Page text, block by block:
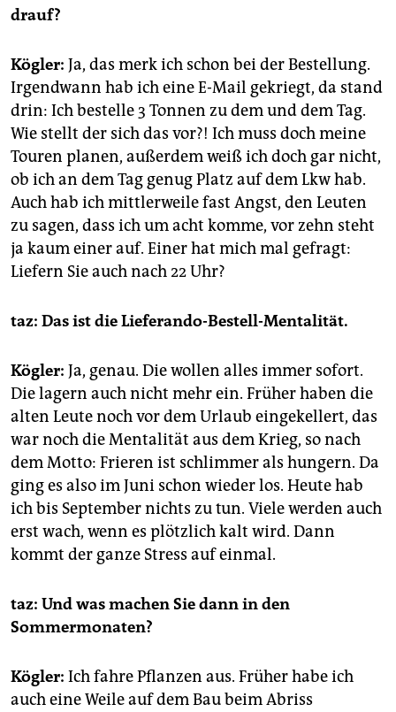
drauf?
Kögler: Ja, das merk ich schon bei der Bestellung.
Irgendwann hab ich eine E-Mail gekriegt, da stand
drin: Ich bestelle 3 Tonnen zu dem und dem Tag.
Wie stellt der sich das vor?! Ich muss doch meine
Touren planen, außerdem weiß ich doch gar nicht,
ob ich an dem Tag genug Platz auf dem Lkw hab.
Auch hab ich mittlerweile fast Angst, den Leuten
zu sagen, dass ich um acht komme, vor zehn steht
ja kaum einer auf. Einer hat mich mal gefragt:
Liefern Sie auch nach 22 Uhr?
taz: Das ist die Lieferando-Bestell-Mentalität.
Kögler: Ja, genau. Die wollen alles immer sofort.
Die lagern auch nicht mehr ein. Früher haben die
alten Leute noch vor dem Urlaub eingekellert, das
war noch die Mentalität aus dem Krieg, so nach
dem Motto: Frieren ist schlimmer als hungern. Da
ging es also im Juni schon wieder los. Heute hab
ich bis September nichts zu tun. Viele werden auch
erst wach, wenn es plötzlich kalt wird. Dann
kommt der ganze Stress auf einmal.
taz: Und was machen Sie dann in den
Sommermonaten?
Kögler: Ich fahre Pflanzen aus. Früher habe ich
auch eine Weile auf dem Bau beim Abriss